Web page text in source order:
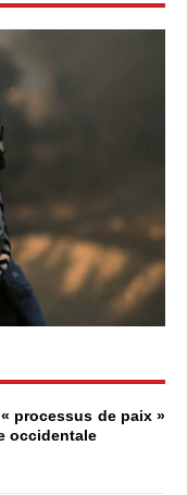
processus de paix »
occidentale